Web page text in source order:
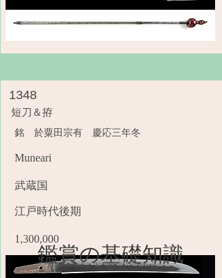
1348
短刀＆拵
銘 於粟田宗有 慶応三年冬
Muneari
武蔵国
江戸時代後期
1,300,000
鑑賞の基礎知識